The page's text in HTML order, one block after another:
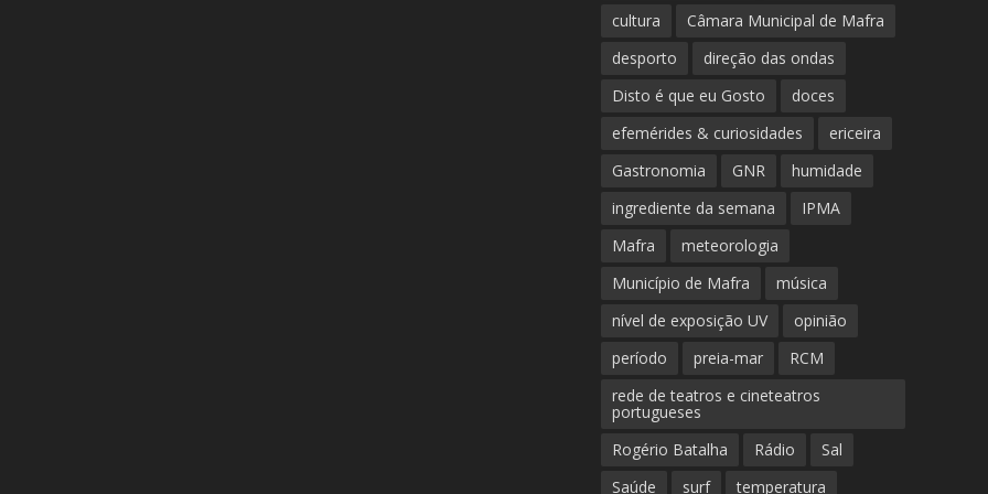
cultura
Câmara Municipal de Mafra
desporto
direção das ondas
Disto é que eu Gosto
doces
efemérides & curiosidades
ericeira
Gastronomia
GNR
humidade
ingrediente da semana
IPMA
Mafra
meteorologia
Município de Mafra
música
nível de exposição UV
opinião
período
preia-mar
RCM
rede de teatros e cineteatros
portugueses
Rogério Batalha
Rádio
Sal
Saúde
surf temperatura